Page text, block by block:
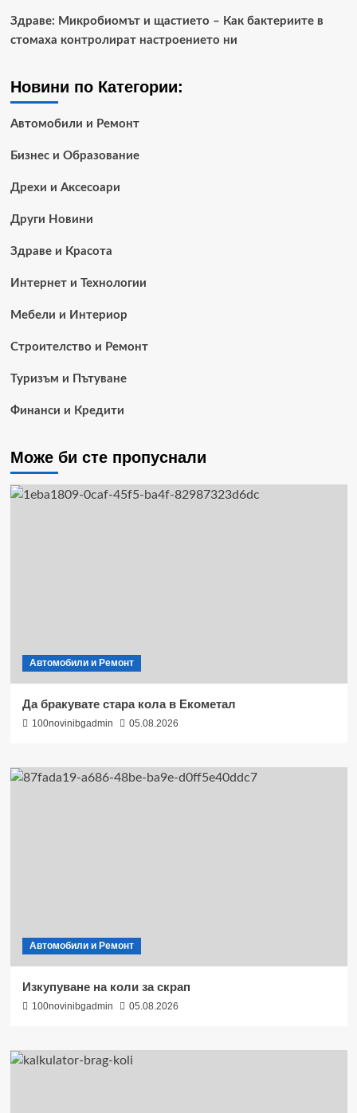
Здраве: Микробиомът и щастието – Как бактериите в
стомаха контролират настроението ни
Новини по Категории:
Автомобили и Ремонт
Бизнес и Образование
Дрехи и Аксесоари
Други Новини
Здраве и Красота
Интернет и Технологии
Мебели и Интериор
Строителство и Ремонт
Туризъм и Пътуване
Финанси и Кредити
Може би сте пропуснали
Автомобили и Ремонт
Да бракувате стара кола в Екометал
100novinibgadmin 05.08.2026
Автомобили и Ремонт
Изкупуване на коли за скрап
100novinibgadmin 05.08.2026